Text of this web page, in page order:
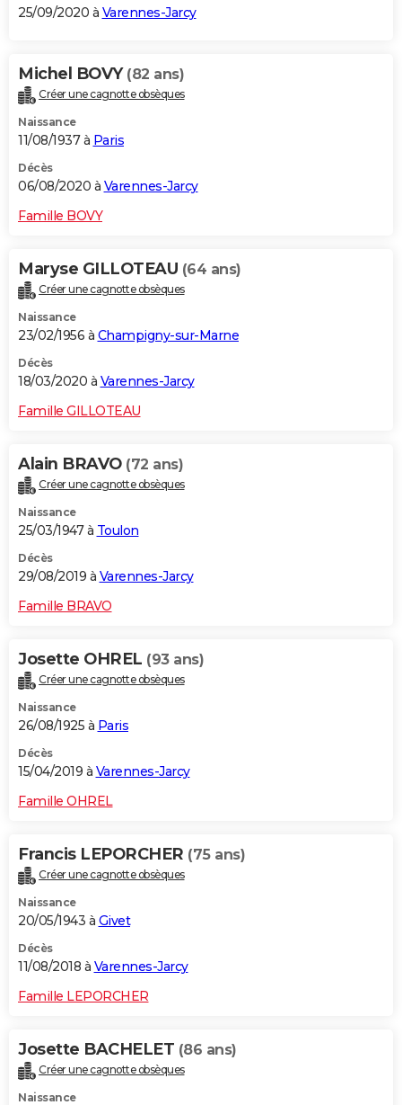
25/09/2020 à Varennes-Jarcy
Michel BOVY (82 ans)
Créer une cagnotte obsèques
Naissance
11/08/1937 à Paris
Décès
06/08/2020 à Varennes-Jarcy
Famille BOVY
Maryse GILLOTEAU (64 ans)
Créer une cagnotte obsèques
Naissance
23/02/1956 à Champigny-sur-Marne
Décès
18/03/2020 à Varennes-Jarcy
Famille GILLOTEAU
Alain BRAVO (72 ans)
Créer une cagnotte obsèques
Naissance
25/03/1947 à Toulon
Décès
29/08/2019 à Varennes-Jarcy
Famille BRAVO
Josette OHREL (93 ans)
Créer une cagnotte obsèques
Naissance
26/08/1925 à Paris
Décès
15/04/2019 à Varennes-Jarcy
Famille OHREL
Francis LEPORCHER (75 ans)
Créer une cagnotte obsèques
Naissance
20/05/1943 à Givet
Décès
11/08/2018 à Varennes-Jarcy
Famille LEPORCHER
Josette BACHELET (86 ans)
Créer une cagnotte obsèques
Naissance